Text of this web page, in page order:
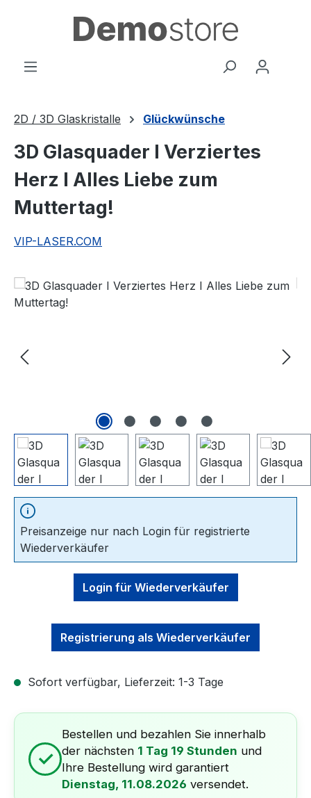
Zum Hauptinhalt springen
2D / 3D Glaskristalle Glückwünsche
3D Glasquader I Verziertes
Herz I Alles Liebe zum
Muttertag!
VIP-LASER.COM
Bildergalerie überspringen
Preisanzeige nur nach Login für registrierte
Wiederverkäufer
Login für Wiederverkäufer
Registrierung als Wiederverkäufer
Sofort verfügbar, Lieferzeit: 1-3 Tage
✓
Bestellen und bezahlen Sie innerhalb
der nächsten 1 Tag 19 Stunden und
Ihre Bestellung wird garantiert
Dienstag, 11.08.2026 versendet.